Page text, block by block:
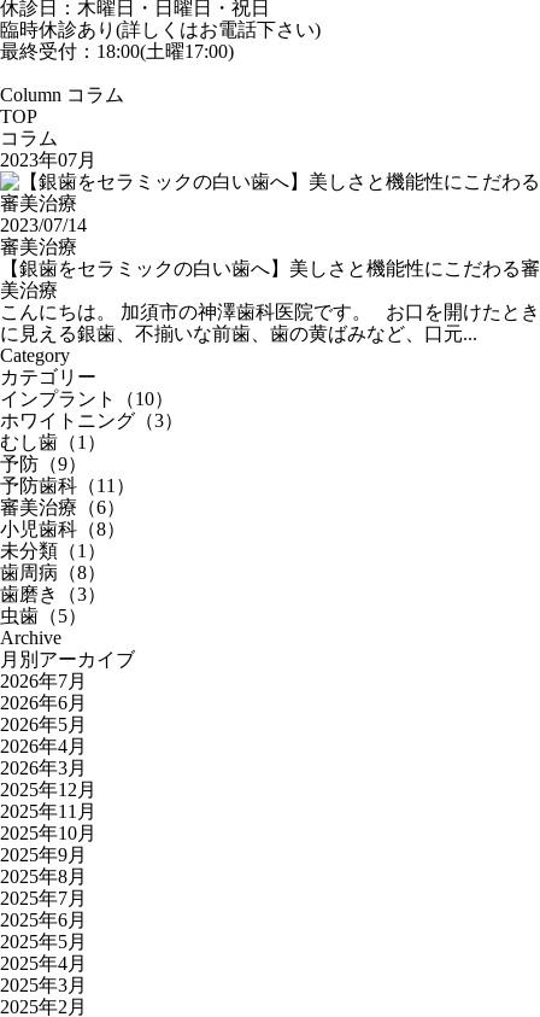
休診日：木曜日・日曜日・祝日
臨時休診あり(詳しくはお電話下さい)
最終受付：18:00(土曜17:00)
Column コラム
TOP
コラム
2023年07月
2023/07/14
審美治療
【銀歯をセラミックの白い歯へ】美しさと機能性にこだわる審
美治療
こんにちは。 加須市の神澤歯科医院です。 お口を開けたとき
に見える銀歯、不揃いな前歯、歯の黄ばみなど、口元...
Category
カテゴリー
インプラント（10）
ホワイトニング（3）
むし歯（1）
予防（9）
予防歯科（11）
審美治療（6）
小児歯科（8）
未分類（1）
歯周病（8）
歯磨き（3）
虫歯（5）
Archive
月別アーカイブ
2026年7月
2026年6月
2026年5月
2026年4月
2026年3月
2025年12月
2025年11月
2025年10月
2025年9月
2025年8月
2025年7月
2025年6月
2025年5月
2025年4月
2025年3月
2025年2月